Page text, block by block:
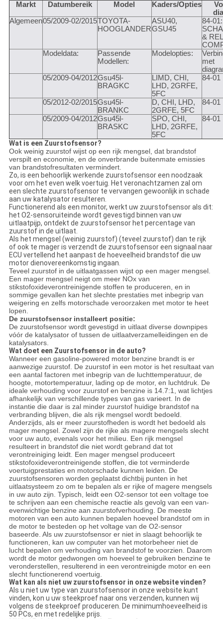
Markt
Datumbereik Model Kaders/Opties
Algemeen05/2009-02/2015TOYOTA-
HOOGLANDER
ASU40,
GSU45
84-01:
&
Modeldata:
Passende
Modellen:
Modelopties:
met
05/2009-04/2012Gsu45l-
BRAGKC
LIMD, CHI,
LHD, 2GRFE,
5FC
84-01
05/2012-02/2015Gsu45l-
BRANKC
D, CHI, LHD,
2GRFE, 5FC
84-01
05/2009-04/2012Gsu45l-
BRASKC
SPO, CHI,
LHD, 2GRFE,
5FC
84-01
Wat is een Zuurstofsensor?
Ook weinig zuurstof wijst op een rijk mengsel, dat brandstof
verspilt en economie, en de onverbrande buitenmate emissies
van brandstofresultaten vermindert.
Zo, is een behoorlijk werkende zuurstofsensor een noodzaak
voor om het even welk voertuig. Het veronachtzamen zal om
een slechte zuurstofsensor te vervangen gewoonlijk in schade
aan uw katalysator resulteren.
Functionerend als een monitor, werkt uw zuurstofsensor als dit:
het O2-sensoruiteinde wordt gevestigd binnen van uw
uitlaatpijp, ontdekt de zuurstofsensor het percentage van
zuurstof in de uitlaat.
Als het mengsel (weinig zuurstof) (teveel zuurstof) dan te rijk
of ook te mager is verzendt de zuurstofsensor een signaal naar
ECU vertellend het aanpast de hoeveelheid brandstof die uw
motor dienovereenkomstig ingaan.
Teveel zuurstof in de uitlaatgassen wijst op een mager mengsel.
Een mager mengsel neigt om meer NOx van
stikstofoxideverontreinigende stoffen te produceren, en in
sommige gevallen kan het slechte prestaties met inbegrip van
weigering en zelfs motorschade veroorzaken met motor te heet
lopen.
De zuurstofsensor installeert positie:
De zuurstofsensor wordt gevestigd in uitlaat diverse downpipes
vóór de katalysator of tussen de uitlaatverzamelleidingen en de
katalysators.
Wat doet een Zuurstofsensor in de auto?
Wanneer een gasoline-powered motor benzine brandt is er
aanwezige zuurstof. De zuurstof in een motor is het resultaat van
een aantal factoren met inbegrip van de luchttemperatuur, de
hoogte, motortemperatuur, lading op de motor, en luchtdruk. De
ideale verhouding voor zuurstof en benzine is 14.7:1, wat lichtjes
afhankelijk van verschillende types van gas varieert. In de
instantie die daar is zal minder zuurstof huidige brandstof na
verbranding blijven, die als rijk mengsel wordt bedoeld.
Anderzijds, als er meer zuurstofheden is wordt het bedoeld als
mager mengsel. Zowel zijn de rijke als magere mengsels slecht
voor uw auto, evenals voor het milieu. Een rijk mengsel
resulteert in brandstof die niet wordt gebrand dat tot
verontreiniging leidt. Een mager mengsel produceert
stikstofoxideverontreinigende stoffen, die tot verminderde
voertuigprestaties en motorschade kunnen leiden. De
zuurstofsensoren worden geplaatst dichtbij punten in het
uitlaatsysteem zo om te bepalen als er rijke of magere mengsels
in uw auto zijn. Typisch, leidt een O2-sensor tot een voltage toe
te schrijven aan een chemische reactie als gevolg van een van-
evenwichtige benzine aan zuurstofverhouding. De meeste
motoren van een auto kunnen bepalen hoeveel brandstof om in
de motor te besteden op het voltage van de O2-sensor
baseerde. Als uw zuurstofsensor er niet in slaagt behoorlijk te
functioneren, kan uw computer van het motorbeheer niet de
lucht bepalen om verhouding van brandstof te voorzien. Daarom
wordt de motor gedwongen om hoeveel te gebruiken benzine te
veronderstellen, resulterend in een verontreinigde motor en een
slecht functionerend voertuig.
Wat kan als niet uw zuurstofsensor in onze website vinden?
Als u niet uw type van zuurstofsensor in onze website kunt
vinden, kon u uw steekproef naar ons verzenden, kunnen wij
volgens de steekproef produceren. De minimumhoeveelheid is
50 PCs, en met redelijke prijs.